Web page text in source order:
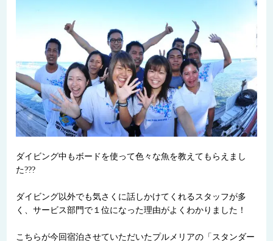
ダイビング中もボードを使って色々な魚を教えてもらえまし
た???
ダイビング以外でも気さくに話しかけてくれるスタッフが多
く、サービス部門で１位になった理由がよくわかりました！
こちらが今回宿泊させていただいたプルメリアの「スタンダー